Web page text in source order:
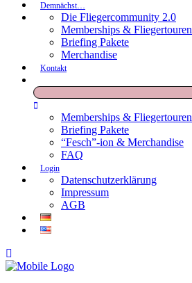
Demnächst…
Die Fliegercommunity 2.0
Memberships & Fliegertouren
Briefing Pakete
Merchandise
Kontakt
Memberships & Fliegertouren
Briefing Pakete
“Fesch”-ion & Merchandise
FAQ
Login
Datenschutzerklärung
Impressum
AGB